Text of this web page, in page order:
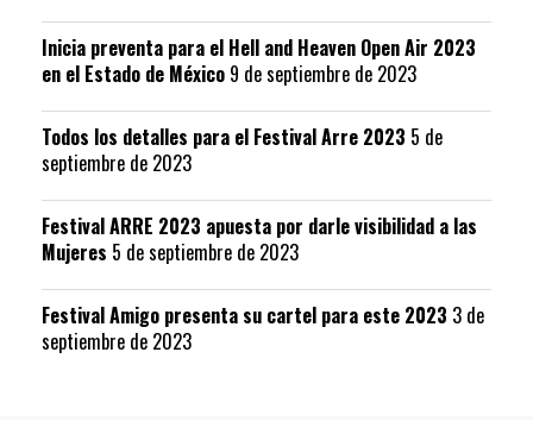
Inicia preventa para el Hell and Heaven Open Air 2023
en el Estado de México 9 de septiembre de 2023
Todos los detalles para el Festival Arre 2023 5 de
septiembre de 2023
Festival ARRE 2023 apuesta por darle visibilidad a las
Mujeres 5 de septiembre de 2023
Festival Amigo presenta su cartel para este 2023 3 de
septiembre de 2023